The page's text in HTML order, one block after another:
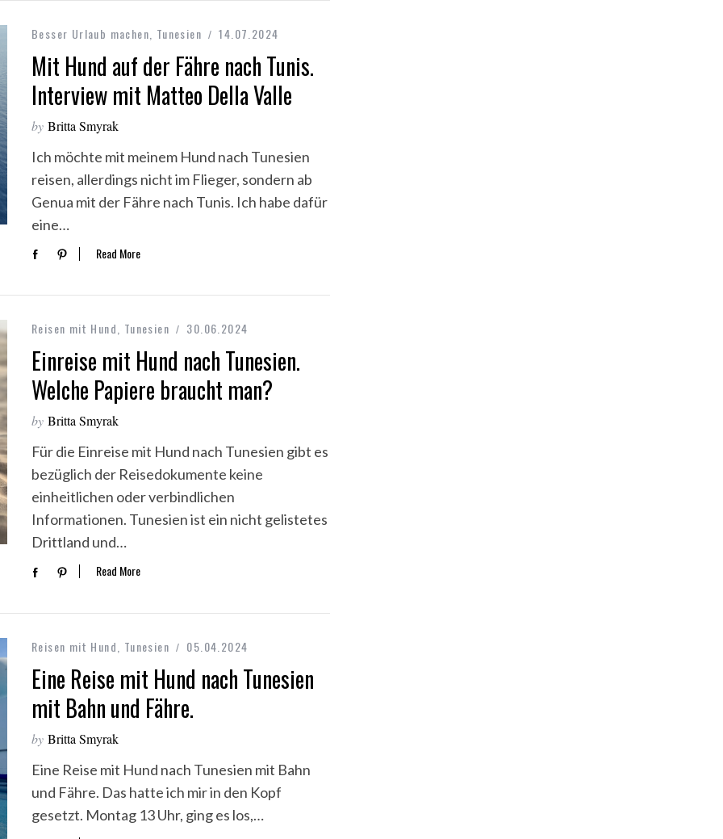
Besser Urlaub machen Tunesien 14.07.2024
Mit Hund auf der Fähre nach Tunis.
Interview mit Matteo Della Valle
by Britta Smyrak
Ich möchte mit meinem Hund nach Tunesien
reisen, allerdings nicht im Flieger, sondern ab
Genua mit der Fähre nach Tunis. Ich habe dafür
eine…
Read More
Reisen mit Hund Tunesien 30.06.2024
Einreise mit Hund nach Tunesien.
Welche Papiere braucht man?
by Britta Smyrak
Für die Einreise mit Hund nach Tunesien gibt es
bezüglich der Reisedokumente keine
einheitlichen oder verbindlichen
Informationen. Tunesien ist ein nicht gelistetes
Drittland und…
Read More
Reisen mit Hund Tunesien 05.04.2024
Eine Reise mit Hund nach Tunesien
mit Bahn und Fähre.
by Britta Smyrak
Eine Reise mit Hund nach Tunesien mit Bahn
und Fähre. Das hatte ich mir in den Kopf
gesetzt. Montag 13 Uhr, ging es los,…